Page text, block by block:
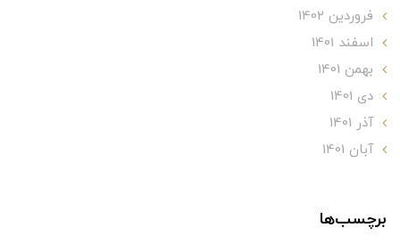
فروردین 1402
اسفند 1401
بهمن 1401
دی 1401
آذر 1401
آبان 1401
برچسب‌ها